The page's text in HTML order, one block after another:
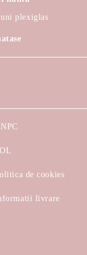
plexiglas
de cookies
livrare